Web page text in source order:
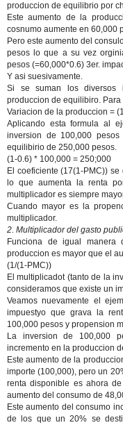
produccion de equilibrio por
Este aumento de la
cosnumo aumente en 60,000
Pero este aumento del
pesos lo que a su vez
pesos (=60,000*0.6) 3er.
Y asi suesivamente.
Si se suman los diversos
produccion de equilibiro.
Variacion de la produccion =
Aplicando esta formula al
inversion de 100,000
equilibirio de 250,000 pesos.
(1-0.6) * 100,000 = 250;000
El coeficiente (17(1-PMC))
lo que aumenta la renta
multiplicador es siempre
Cuando mayor es la
multiplicador.
2. Multiplicador del gasto
Funciona de igual
produccion es mayor que el
(1/(1-PMC))
El multiplicadot (tanto de la
consideramos que existe un
Veamos nuevamente el
impuestyo que grava la
100,000 pesos y propension
La inversion de 100,000
incremento en la produccion
Este aumento de la
importe (100,000), pero un
renta disponible es ahora
aumento del consumo de
Este aumento del consumo
de los que un 20% se